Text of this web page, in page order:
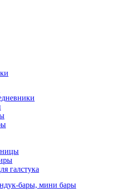
галстука
бары, мини бары